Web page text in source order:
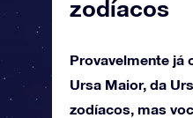
zodíacos
Provavelmente já
Ursa Maior, da
zodíacos, mas